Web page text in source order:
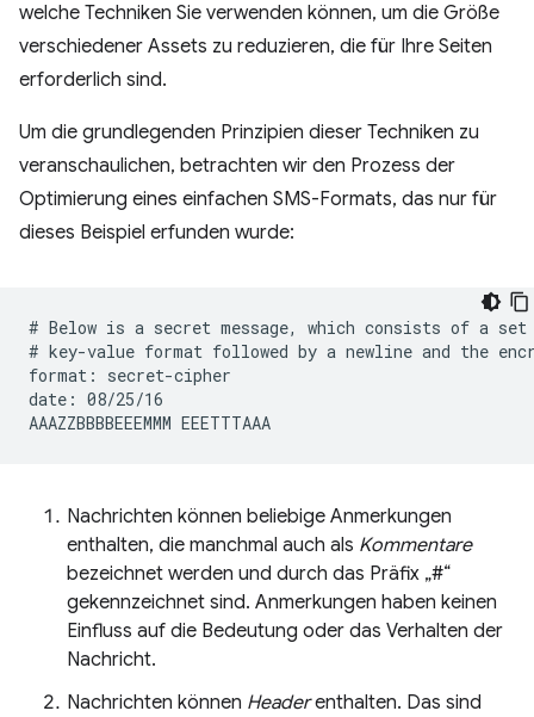
welche Techniken Sie verwenden können, um die Größe
verschiedener Assets zu reduzieren, die für Ihre Seiten
erforderlich sind.
Um die grundlegenden Prinzipien dieser Techniken zu
veranschaulichen, betrachten wir den Prozess der
Optimierung eines einfachen SMS-Formats, das nur für
dieses Beispiel erfunden wurde:
# Below is a secret message, which consists of a
# key-value format followed by a newline and the
format: secret-cipher
date: 08/25/16
Nachrichten können beliebige Anmerkungen
enthalten, die manchmal auch als Kommentare
bezeichnet werden und durch das Präfix „#“
gekennzeichnet sind. Anmerkungen haben keinen
Einfluss auf die Bedeutung oder das Verhalten der
Nachricht.
Nachrichten können Headerenthalten. Das sind